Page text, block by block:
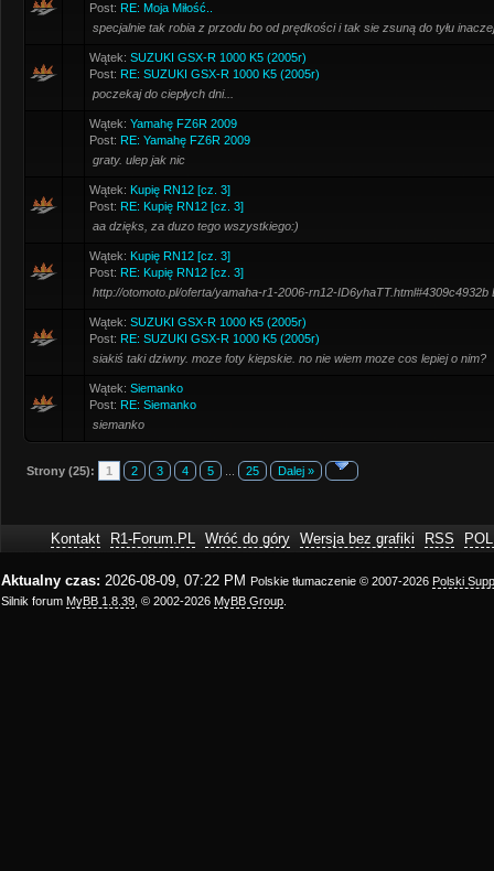
Post: RE: Moja Miłość..
specjalnie tak robia z przodu bo od prędkości i tak sie zsuną do tyłu inaczej
Wątek: SUZUKI GSX-R 1000 K5 (2005r)
Post: RE: SUZUKI GSX-R 1000 K5 (2005r)
poczekaj do ciepłych dni...
Wątek: Yamahę FZ6R 2009
Post: RE: Yamahę FZ6R 2009
graty. ulep jak nic
Wątek: Kupię RN12 [cz. 3]
Post: RE: Kupię RN12 [cz. 3]
aa dzięks, za duzo tego wszystkiego:)
Wątek: Kupię RN12 [cz. 3]
Post: RE: Kupię RN12 [cz. 3]
http://otomoto.pl/oferta/yamaha-r1-2006-rn12-ID6yhaTT.html#4309c4932b
Wątek: SUZUKI GSX-R 1000 K5 (2005r)
Post: RE: SUZUKI GSX-R 1000 K5 (2005r)
siakiś taki dziwny. moze foty kiepskie. no nie wiem moze cos lepiej o nim?
Wątek: Siemanko
Post: RE: Siemanko
siemanko
Strony (25): 1 2 3 4 5 25 Dalej »
Kontakt R1-Forum.PL Wróć do góry Wersja bez grafiki RSS
Aktualny czas: 2026-08-09, 07:22 PM Polskie tłumaczenie © 2007-2026 Polski
Silnik forum MyBB 1.8.39 , © 2002-2026 MyBB Group